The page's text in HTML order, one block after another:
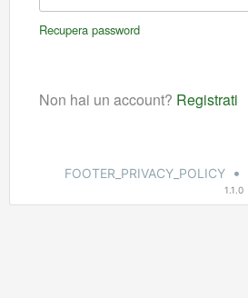
FOOTER_PRIVACY_POLICY •
1.1.0